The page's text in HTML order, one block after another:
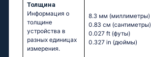
Толщина
Информация о
толщине
устройства в
разных единицах
измерения.
8.3 мм (миллиметры)
0.83 см (сантиметры)
0.027 ft (футы)
0.327 in (дюймы)